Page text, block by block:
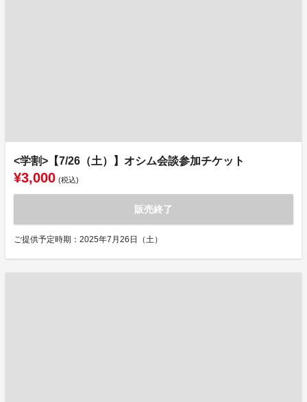
<学割>【7/26（土）】オシム会談参加チケット
¥3,000 (税込)
販売終了
ご提供予定時期：2025年7月26日（土）